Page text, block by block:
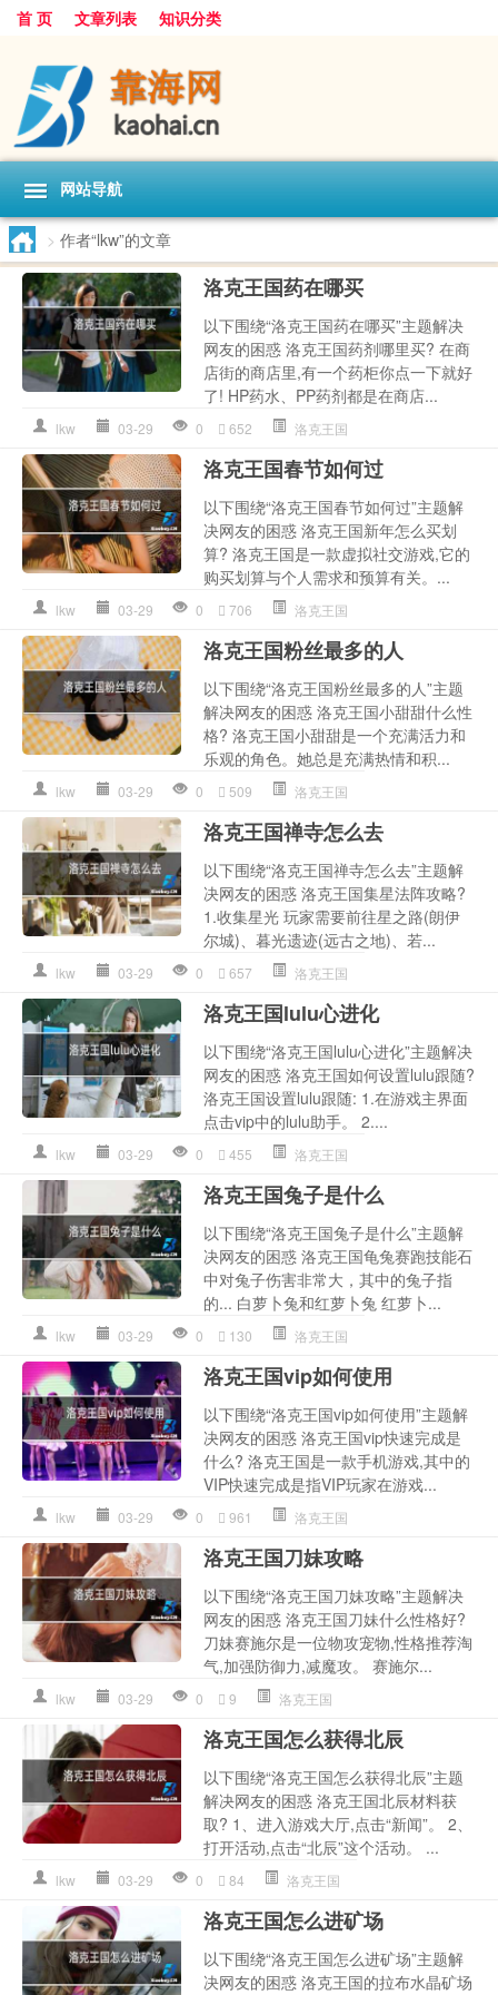
首 页 文章列表 知识分类
网站导航
> 作者“lkw”的文章
洛克王国药在哪买
以下围绕“洛克王国药在哪买”主题解决
网友的困惑 洛克王国药剂哪里买? 在商
店街的商店里,有一个药柜你点一下就好
了! HP药水、PP药剂都是在商店...
lkw 03-29 0 652 洛克王国
洛克王国春节如何过
以下围绕“洛克王国春节如何过”主题解
决网友的困惑 洛克王国新年怎么买划
算? 洛克王国是一款虚拟社交游戏,它的
购买划算与个人需求和预算有关。...
lkw 03-29 0 706 洛克王国
洛克王国粉丝最多的人
以下围绕“洛克王国粉丝最多的人”主题
解决网友的困惑 洛克王国小甜甜什么性
格? 洛克王国小甜甜是一个充满活力和
乐观的角色。她总是充满热情和积...
lkw 03-29 0 509 洛克王国
洛克王国禅寺怎么去
以下围绕“洛克王国禅寺怎么去”主题解
决网友的困惑 洛克王国集星法阵攻略?
1.收集星光 玩家需要前往星之路(朗伊
尔城)、暮光遗迹(远古之地)、若...
lkw 03-29 0 657 洛克王国
洛克王国lulu心进化
以下围绕“洛克王国lulu心进化”主题解决
网友的困惑 洛克王国如何设置lulu跟随?
洛克王国设置lulu跟随: 1.在游戏主界面
点击vip中的lulu助手。 2....
lkw 03-29 0 455 洛克王国
洛克王国兔子是什么
以下围绕“洛克王国兔子是什么”主题解
决网友的困惑 洛克王国龟兔赛跑技能石
中对兔子伤害非常大，其中的兔子指
的... 白萝卜兔和红萝卜兔 红萝卜...
lkw 03-29 0 130 洛克王国
洛克王国vip如何使用
以下围绕“洛克王国vip如何使用”主题解
决网友的困惑 洛克王国vip快速完成是
什么? 洛克王国是一款手机游戏,其中的
VIP快速完成是指VIP玩家在游戏...
lkw 03-29 0 961 洛克王国
洛克王国刀妹攻略
以下围绕“洛克王国刀妹攻略”主题解决
网友的困惑 洛克王国刀妹什么性格好?
刀妹赛施尔是一位物攻宠物,性格推荐淘
气,加强防御力,减魔攻。 赛施尔...
lkw 03-29 0 9 洛克王国
洛克王国怎么获得北辰
以下围绕“洛克王国怎么获得北辰”主题
解决网友的困惑 洛克王国北辰材料获
取? 1、进入游戏大厅,点击“新闻”。 2、
打开活动,点击“北辰”这个活动。 ...
lkw 03-29 0 84 洛克王国
洛克王国怎么进矿场
以下围绕“洛克王国怎么进矿场”主题解
决网友的困惑 洛克王国的拉布水晶矿场